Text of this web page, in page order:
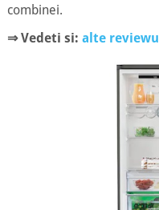
combinei.
⇒ Vedeti si: alte